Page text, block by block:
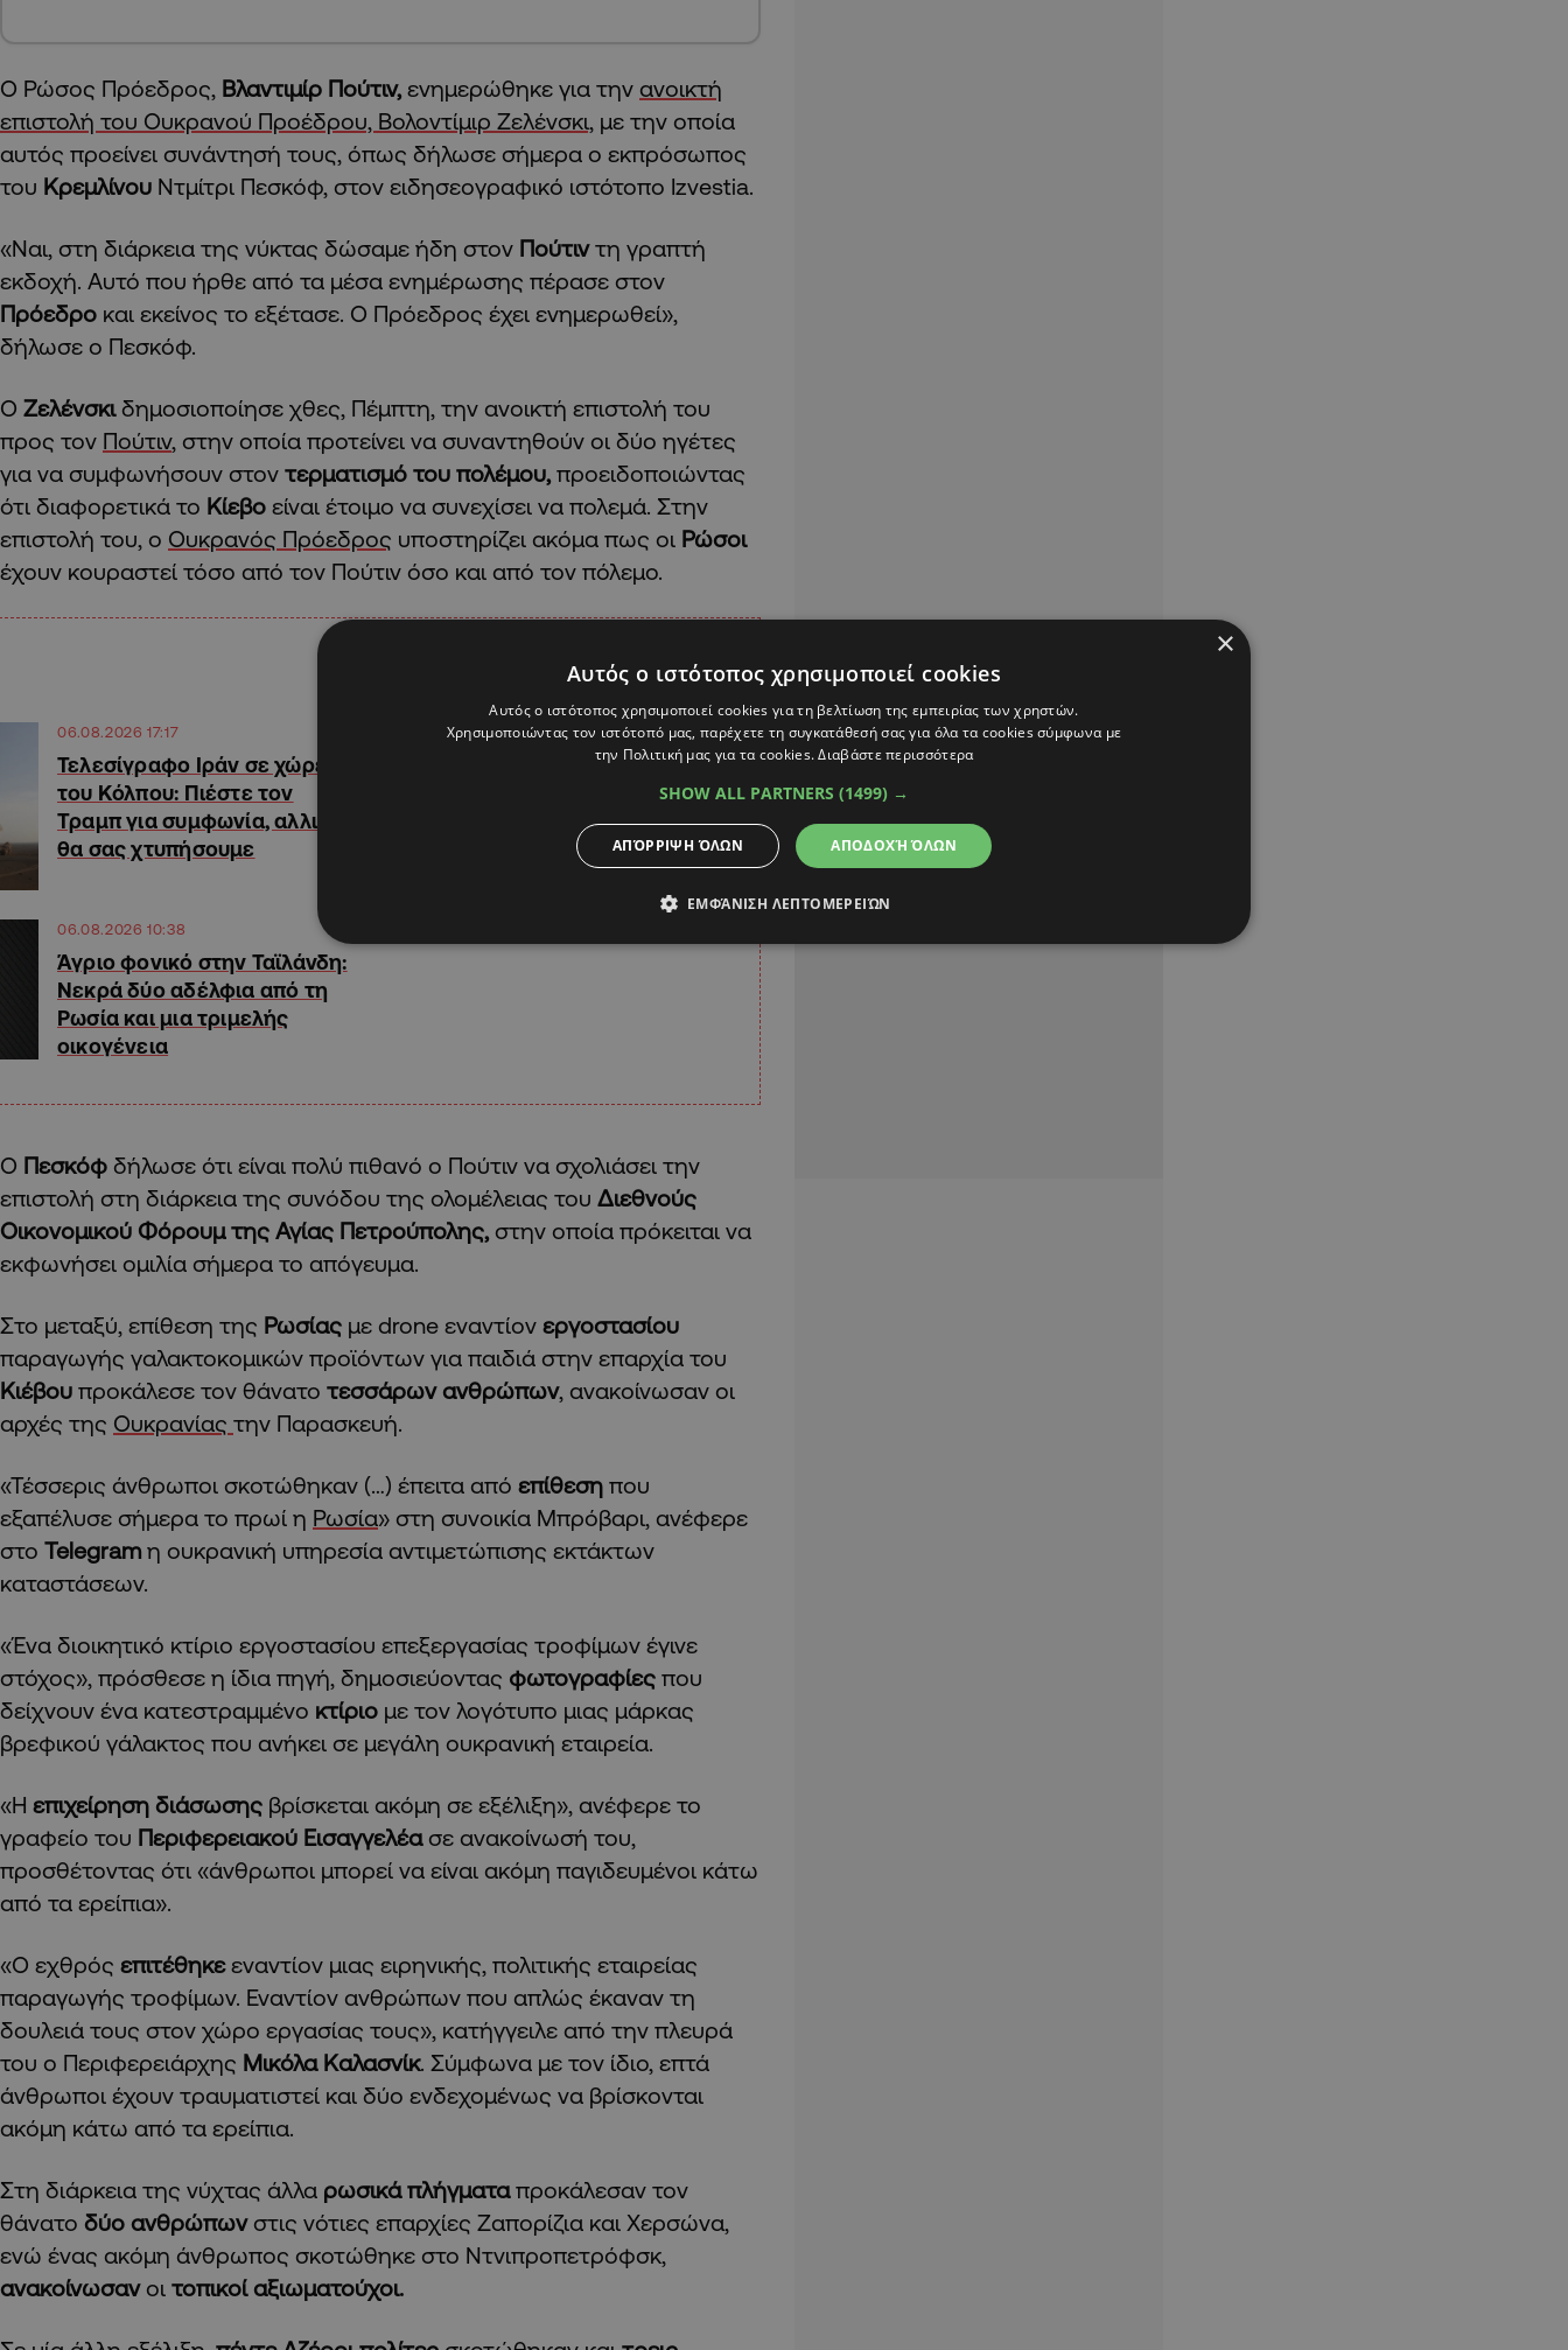
Ο Ρώσος Πρόεδρος, Βλαντιμίρ Πούτιν, ενημερώθηκε για την ανοικτή
επιστολή του Ουκρανού Προέδρου, Βολοντίμιρ Ζελένσκι, με την οποία
αυτός προείνει συνάντησή τους, όπως δήλωσε σήμερα ο εκπρόσωπος
του Κρεμλίνου Ντμίτρι Πεσκόφ, στον ειδησεογραφικό ιστότοπο Izvestia.
«Ναι, στη διάρκεια της νύκτας δώσαμε ήδη στον Πούτιντη γραπτή
εκδοχή. Αυτό που ήρθε από τα μέσα ενημέρωσης πέρασε στον
Πρόεδρο και εκείνος το εξέτασε. Ο Πρόεδρος έχει ενημερωθεί»,
δήλωσε ο Πεσκόφ.
Ο Ζελένσκιδημοσιοποίησε χθες, Πέμπτη, την ανοικτή επιστολή του
προς τον Πούτιν, στην οποία προτείνει να συναντηθούν οι δύο ηγέτες
για να συμφωνήσουν στον τερματισμό του πολέμου, προειδοποιώντας
ότι διαφορετικά το Κίεβο είναι έτοιμο να συνεχίσει να πολεμά. Στην
επιστολή του, ο Ουκρανός Πρόεδρος υποστηρίζει ακόμα πως οι Ρώσοι
έχουν κουραστεί τόσο από τον Πούτιν όσο και από τον πόλεμο.
06.08.2026 17:17
Τελεσίγραφο Ιράν σε χώρες
του Κόλπου: Πιέστε τον
Τραμπ για συμφωνία, αλλιώς
θα σας χτυπήσουμε
06.08.2026 10:38
Άγριο φονικό στην Ταϊλάνδη:
Νεκρά δύο αδέλφια από τη
Ρωσία και μια τριμελής
οικογένεια
Ο Πεσκόφ δήλωσε ότι είναι πολύ πιθανό ο Πούτιν να σχολιάσει την
επιστολή στη διάρκεια της συνόδου της ολομέλειας του Διεθνούς
Οικονομικού Φόρουμ της Αγίας Πετρούπολης, στην οποία πρόκειται να
εκφωνήσει ομιλία σήμερα το απόγευμα.
Στο μεταξύ, επίθεση της Ρωσίας με drone εναντίον εργοστασίου
παραγωγής γαλακτοκομικών προϊόντων για παιδιά στην επαρχία του
Κιέβου προκάλεσε τον θάνατο τεσσάρων ανθρώπων, ανακοίνωσαν οι
αρχές της Ουκρανίας την Παρασκευή.
«Τέσσερις άνθρωποι σκοτώθηκαν (…) έπειτα από επίθεση που
εξαπέλυσε σήμερα το πρωί η Ρωσία» στη συνοικία Μπρόβαρι, ανέφερε
στο Telegram η ουκρανική υπηρεσία αντιμετώπισης εκτάκτων
καταστάσεων.
«Ένα διοικητικό κτίριο εργοστασίου επεξεργασίας τροφίμων έγινε
στόχος», πρόσθεσε η ίδια πηγή, δημοσιεύοντας φωτογραφίες που
δείχνουν ένα κατεστραμμένο κτίριο με τον λογότυπο μιας μάρκας
βρεφικού γάλακτος που ανήκει σε μεγάλη ουκρανική εταιρεία.
«Η επιχείρηση διάσωσης βρίσκεται ακόμη σε εξέλιξη», ανέφερε το
γραφείο του Περιφερειακού Εισαγγελέα σε ανακοίνωσή του,
προσθέτοντας ότι «άνθρωποι μπορεί να είναι ακόμη παγιδευμένοι κάτω
από τα ερείπια».
«Ο εχθρός επιτέθηκεεναντίον μιας ειρηνικής, πολιτικής εταιρείας
παραγωγής τροφίμων. Εναντίον ανθρώπων που απλώς έκαναν τη
δουλειά τους στον χώρο εργασίας τους», κατήγγειλε από την πλευρά
του ο Περιφερειάρχης Μικόλα Καλασνίκ. Σύμφωνα με τον ίδιο, επτά
άνθρωποι έχουν τραυματιστεί και δύο ενδεχομένως να βρίσκονται
ακόμη κάτω από τα ερείπια.
Στη διάρκεια της νύχτας άλλα ρωσικά πλήγματαπροκάλεσαν τον
θάνατο δύο ανθρώπων στις νότιες επαρχίες Ζαπορίζια και Χερσώνα,
ενώ ένας ακόμη άνθρωπος σκοτώθηκε στο Ντνιπροπετρόφσκ,
ανακοίνωσαν οι τοπικοί αξιωματούχοι.
×
Αυτός ο ιστότοπος χρησιμοποιεί cookies
Αυτός ο ιστότοπος χρησιμοποιεί cookies για τη βελτίωση της εμπειρίας των χρηστών.
Χρησιμοποιώντας τον ιστότοπό μας, παρέχετε τη συγκατάθεσή σας για όλα τα cookies σύμφωνα με
την Πολιτική μας για τα cookies.Διαβάστε περισσότερα
SHOW ALL PARTNERS (1499) →
ΑΠΟΔΟΧΉ ΌΛΩΝ
ΑΠΌΡΡΙΨΗ ΌΛΩΝ
ΕΜΦΆΝΙΣΗ ΛΕΠΤΟΜΕΡΕΙΏΝ